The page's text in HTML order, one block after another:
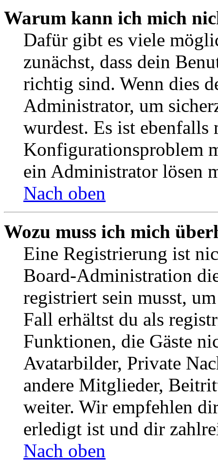
Warum kann ich mich
Dafür gibt es viele
zunächst, dass dein
richtig sind. Wenn dies
Administrator, um
wurdest. Es ist ebenfalls
Konfigurationsproblem
ein Administrator lösen
Nach oben
Wozu muss ich mich
Eine Registrierung ist
Board-Administration
registriert sein musst,
Fall erhältst du als
Funktionen, die Gäste
Avatarbilder, Private
andere Mitglieder,
weiter. Wir empfehlen
erledigt ist und dir
Nach oben